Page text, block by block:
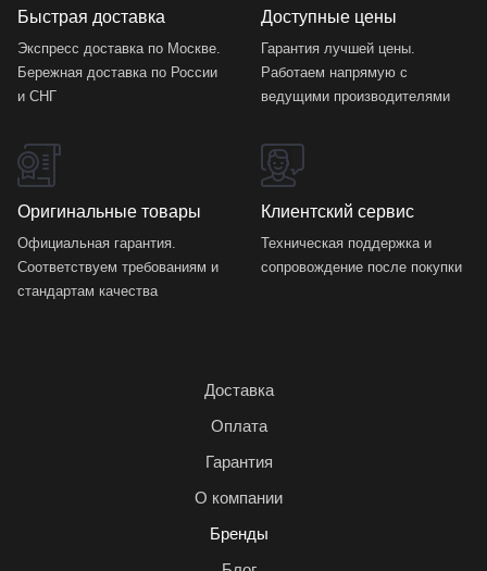
Быстрая доставка
Экспресс доставка по Москве.
Бережная доставка по России
и СНГ
Доступные цены
Гарантия лучшей цены.
Работаем напрямую с
ведущими производителями
Оригинальные товары
Официальная гарантия.
Соответствуем требованиям и
стандартам качества
Клиентский сервис
Техническая поддержка и
сопровождение после покупки
Доставка
Оплата
Гарантия
О компании
Бренды